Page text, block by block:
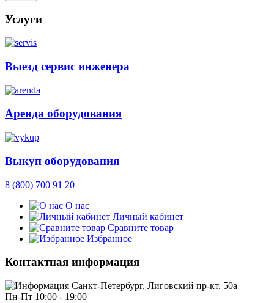
Услуги
Выезд сервис инженера
Аренда оборудования
Выкуп оборудования
8 (800) 700 91 20
О нас
Личный кабинет
Сравните товар
Избранное
Контактная информация
Санкт-Петербург, Лиговский пр-кт, 50а
Пн-Пт 10:00 - 19:00